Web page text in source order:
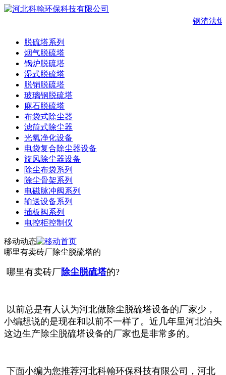
钢渣法
脱硫塔系列
烟气脱硫塔
锅炉脱硫塔
湿式脱硫塔
脱销脱硫塔
玻璃钢脱硫塔
麻石脱硫塔
布袋式除尘器
滤筒式除尘器
光氧净化设备
电袋复合除尘器设备
旋风除尘器设备
除尘布袋系列
除尘骨架系列
电磁脉冲阀系列
输送设备系列
插板阀系列
电控柜控制仪
移动动态
哪里有卖砖厂除尘脱硫塔的
哪里有卖砖厂除尘脱硫塔的?
以前总是有人认为河北做除尘脱硫塔设备的厂家少，
小编想说的是现在和以前不一样了。 近几年里河北泊头
这边生产除尘脱硫塔设备的厂家也是非常多的。
下面小编为您推荐河北科翰环保科技有限公司，河北